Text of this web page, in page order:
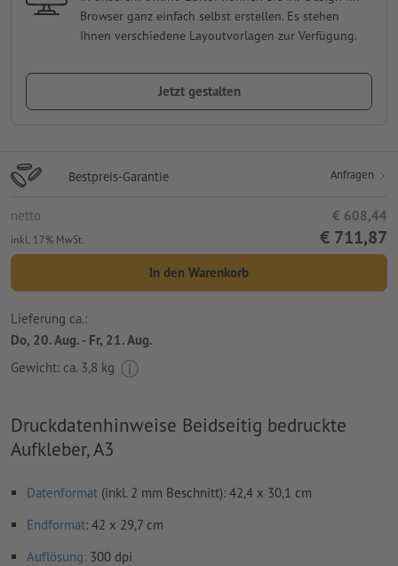
Browser ganz einfach selbst erstellen. Es stehen
Ihnen verschiedene Layoutvorlagen zur Verfügung.
Jetzt gestalten
Bestpreis-Garantie Anfragen
netto € 608,44
inkl. 17% MwSt. € 711,87
In den Warenkorb
Lieferung ca.:
Do, 20. Aug. - Fr, 21. Aug.
Gewicht: ca. 3,8 kg
Druckdatenhinweise Beidseitig bedruckte
Aufkleber, A3
Datenformat (inkl. 2 mm Beschnitt): 42,4 x 30,1 cm
Endformat: 42 x 29,7 cm
Auflösung: 300 dpi